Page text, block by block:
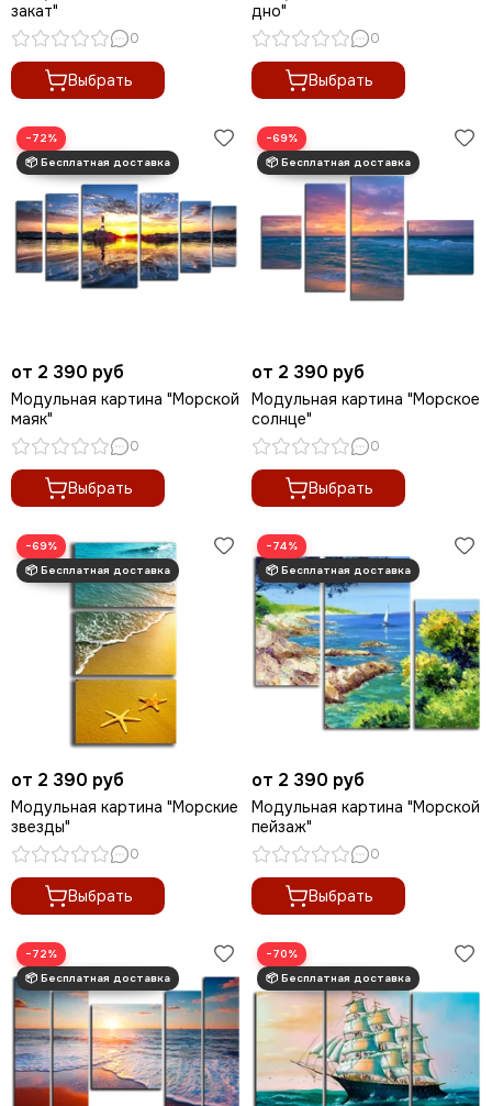
закат"
0
Выбрать
дно"
0
Выбрать
−72%
от 2 390 руб
Модульная картина "Морской
маяк"
0
Выбрать
−69%
от 2 390 руб
Модульная картина "Морское
солнце"
0
Выбрать
−69%
от 2 390 руб
Модульная картина "Морские
звезды"
0
Выбрать
−74%
от 2 390 руб
Модульная картина "Морской
пейзаж"
0
Выбрать
−72% −70%